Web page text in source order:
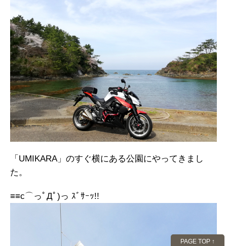
「UMIKARA」のすぐ横にある公園にやってきまし
た。
≡≡c⌒っﾟДﾟ)っ ｽﾞｻｰｯ!!
PAGE TOP ↑